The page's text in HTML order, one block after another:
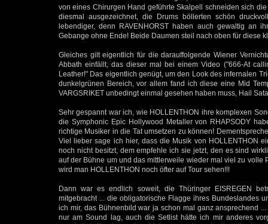
von eines Chirurgen Hand geführte Skalpell schneiden sich
diesmal ausgezeichnet, die Drums böllerten schön
lebendiger, denn RAVENHORST haben auch gewaltig an
Gebange ohne Ende! Beide Daumen steil nach oben für diese
Gleiches gilt eigentlich für die darauffolgende Wiener
Abbath einfällt, das dieser mal bei einem Video ("666-At
Leather!" Das eigentlich genügt, um den Look des infernalen
dunkelgrünen Bereich, vor allem fand ich diese eine Mid
VARGSRIKET unbedingt einmal gesehen haben muss, Hail
Sehr gespannt war ich, wie HOLLENTHON ihre komplexen
die Symphonic Epic Hollywood Metaller von RHAPSODY
richtige Musiker in die Tat umsetzen zu können!
Viel lieber sage ich hier, dass die Musik von HOLLENTHON
noch nicht besitzt, dem empfehle ich sie jetzt, den es sind
auf der Bühne um und das mittlerweile wieder mal viel zu
wird man HOLLENTHON noch öfter auf Tour sehen!!!
Dann war es endlich soweit, die Thüringer EISREGEN
mitgebracht ... die obligatorische Flagge ihres Bundeslandes
ich mir, das Bühnenbild war ja schon mal ganz ansprechend
nur am Sound lag, auch die Setlist hätte ich mir anderes